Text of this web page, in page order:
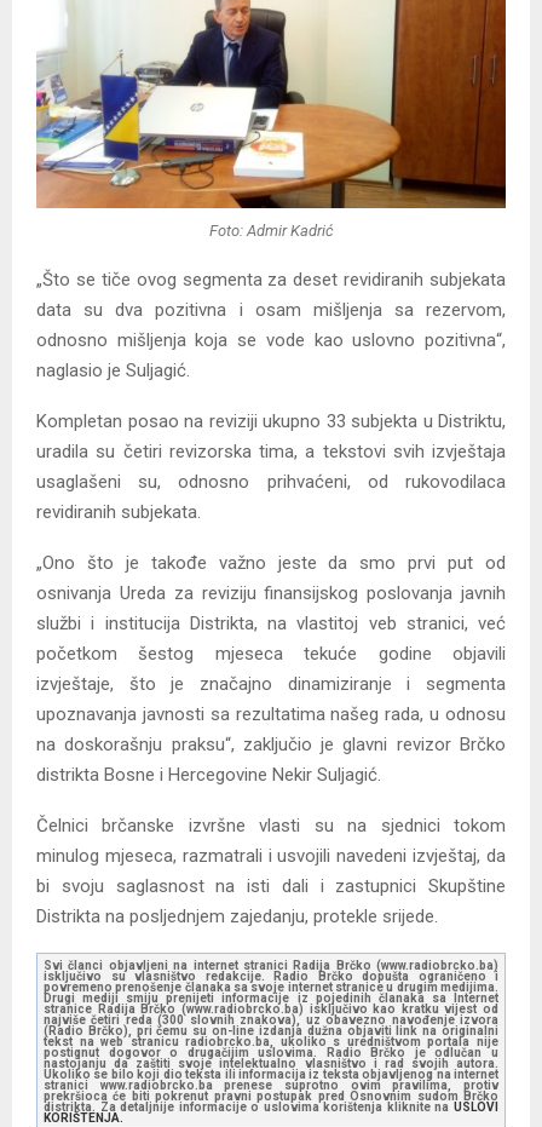
Foto: Admir Kadrić
„Što se tiče ovog segmenta za deset revidiranih subjekata
data su dva pozitivna i osam mišljenja sa rezervom,
odnosno mišljenja koja se vode kao uslovno pozitivna“,
naglasio je Suljagić.
Kompletan posao na reviziji ukupno 33 subjekta u Distriktu,
uradila su četiri revizorska tima, a tekstovi svih izvještaja
usaglašeni su, odnosno prihvaćeni, od rukovodilaca
revidiranih subjekata.
„Ono što je takođe važno jeste da smo prvi put od
osnivanja Ureda za reviziju finansijskog poslovanja javnih
službi i institucija Distrikta, na vlastitoj veb stranici, već
početkom šestog mjeseca tekuće godine objavili
izvještaje, što je značajno dinamiziranje i segmenta
upoznavanja javnosti sa rezultatima našeg rada, u odnosu
na doskorašnju praksu“, zaključio je glavni revizor Brčko
distrikta Bosne i Hercegovine Nekir Suljagić.
Čelnici brčanske izvršne vlasti su na sjednici tokom
minulog mjeseca, razmatrali i usvojili navedeni izvještaj, da
bi svoju saglasnost na isti dali i zastupnici Skupštine
Distrikta na posljednjem zajedanju, protekle srijede.
Svi članci objavljeni na internet stranici Radija Brčko (www.radiobrcko.ba)
isključivo su vlasništvo redakcije. Radio Brčko dopušta ograničeno i
povremeno prenošenje članaka sa svoje internet stranice u drugim medijima.
Drugi mediji smiju prenijeti informacije iz pojedinih članaka sa Internet
stranice Radija Brčko (www.radiobrcko.ba) isključivo kao kratku vijest od
najviše četiri reda (300 slovnih znakova), uz obavezno navođenje izvora
(Radio Brčko), pri čemu su on-line izdanja dužna objaviti link na originalni
tekst na web stranicu radiobrcko.ba, ukoliko s uredništvom portala nije
postignut dogovor o drugačijim uslovima. Radio Brčko je odlučan u
nastojanju da zaštiti svoje intelektualno vlasništvo i rad svojih autora.
Ukoliko se bilo koji dio teksta ili informacija iz teksta objavljenog na internet
stranici www.radiobrcko.ba prenese suprotno ovim pravilima, protiv
prekršioca će biti pokrenut pravni postupak pred Osnovnim sudom Brčko
distrikta. Za detaljnije informacije o uslovima korištenja kliknite na USLOVI
KORIŠTENJA.